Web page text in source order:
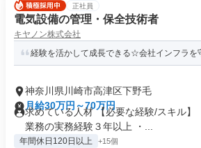
正社員
電気設備の管理・保全技術者
キヤノン株式会社
経験を活かして成長できる☆会社インフラを
神奈川県川崎市高津区下野毛
月給30万円～70万円
求めている人材 【必要な経験/スキル】
業務の実務経験３年以上 ・...
年間休日120日以上 +15個